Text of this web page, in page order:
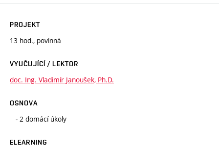
PROJEKT
13 hod., povinná
VYUČUJÍCÍ / LEKTOR
doc. Ing. Vladimír Janoušek, Ph.D.
OSNOVA
- 2 domácí úkoly
ELEARNING